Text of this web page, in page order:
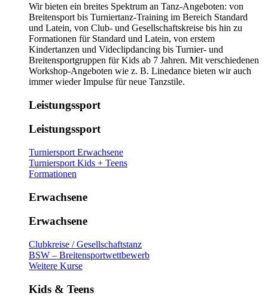
Wir bieten ein breites Spektrum an Tanz-Angeboten: von
Breitensport bis Turniertanz-Training im Bereich Standard
und Latein, von Club- und Gesellschaftskreise bis hin zu
Formationen für Standard und Latein, von erstem
Kindertanzen und Videclipdancing bis Turnier- und
Breitensportgruppen für Kids ab 7 Jahren. Mit verschiedenen
Workshop-Angeboten wie z. B. Linedance bieten wir auch
immer wieder Impulse für neue Tanzstile.
Leistungssport
Leistungssport
Turniersport Erwachsene
Turniersport Kids + Teens
Formationen
Erwachsene
Erwachsene
Clubkreise / Gesellschaftstanz
BSW – Breitensportwettbewerb
Weitere Kurse
Kids & Teens